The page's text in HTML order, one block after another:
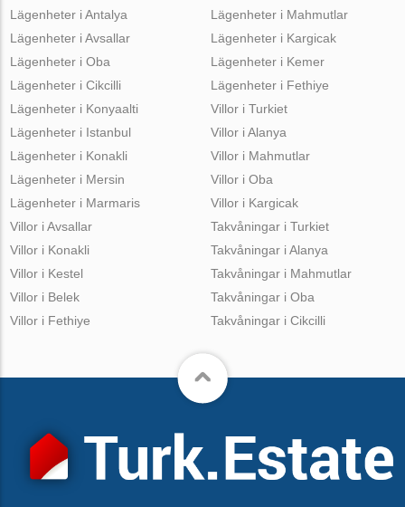
Lägenheter i Antalya
Lägenheter i Avsallar
Lägenheter i Oba
Lägenheter i Cikcilli
Lägenheter i Mahmutlar
Lägenheter i Kargicak
Lägenheter i Kemer
Lägenheter i Fethiye
Lägenheter i Konyaalti
Lägenheter i Istanbul
Lägenheter i Konakli
Lägenheter i Mersin
Lägenheter i Marmaris
Villor i Turkiet
Villor i Alanya
Villor i Mahmutlar
Villor i Oba
Villor i Kargicak
Villor i Avsallar
Villor i Konakli
Villor i Kestel
Villor i Belek
Villor i Fethiye
Takvåningar i Turkiet
Takvåningar i Alanya
Takvåningar i Mahmutlar
Takvåningar i Oba
Takvåningar i Cikcilli